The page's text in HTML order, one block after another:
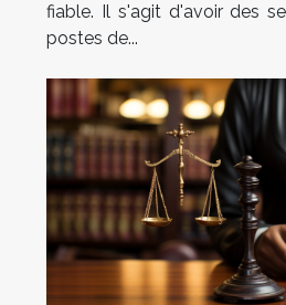
fiable. Il s'agit d'avoir des
postes de...